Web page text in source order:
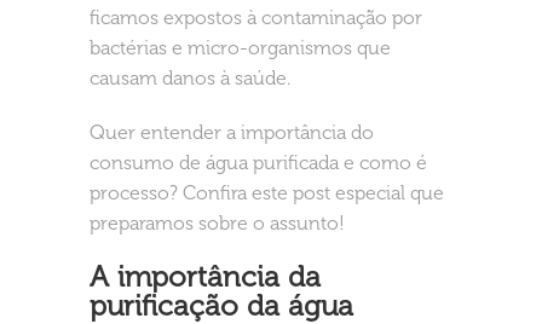
ficamos expostos à contaminação por
bactérias e micro-organismos que
causam danos à saúde.
Quer entender a importância do
consumo de água purificada e como é
processo? Confira este post especial que
preparamos sobre o assunto!
A importância da
purificação da água